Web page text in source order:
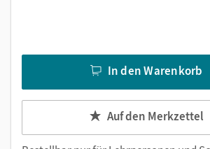
In den Warenkorb
Auf den Merkzettel